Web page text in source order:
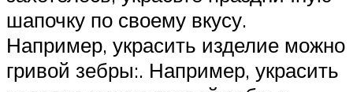
шапочку по своему вкусу.
Например, украсить изделие можно
гривой зебры:. Например, украсить